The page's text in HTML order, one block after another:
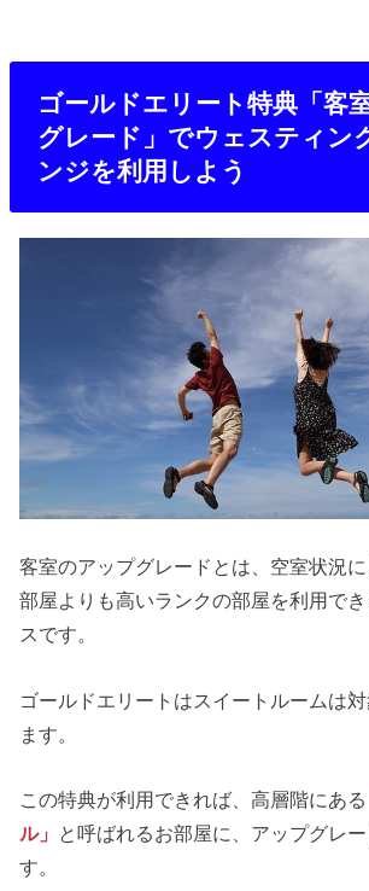
ゴールドエリート特典「客
グレード」でウェスティン
ンジを利用しよう
客室のアップグレードとは、空室状況
部屋よりも高いランクの部屋を利用で
スです。
ゴールドエリートはスイートルームは
ます。
この特典が利用できれば、高層階にある
ル」 と呼ばれるお部屋に、アップグレ
す。